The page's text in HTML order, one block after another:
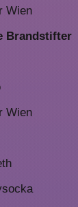
Wien
Brandstifter
Wien